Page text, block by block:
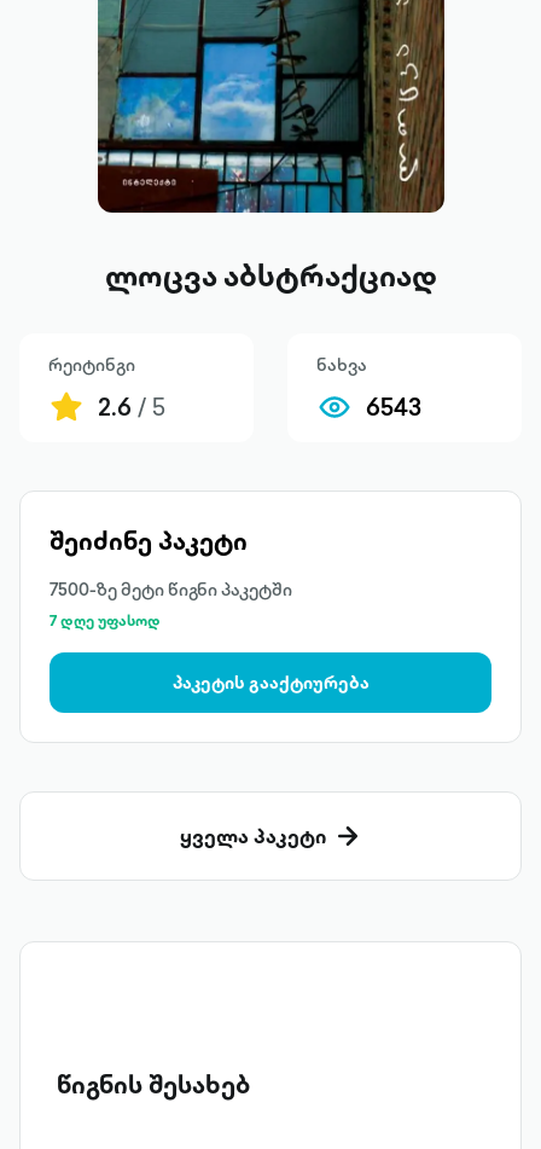
ლოცვა აბსტრაქციად
რეიტინგი
2.6 / 5
ნახვა
6543
შეიძინე პაკეტი
7500-ზე მეტი წიგნი პაკეტში
7 დღე უფასოდ
პაკეტის გააქტიურება
ყველა პაკეტი
წიგნის შესახებ